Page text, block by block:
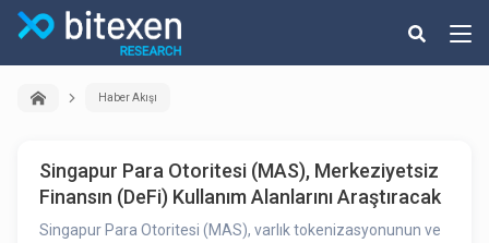
Haber Akışı
Singapur Para Otoritesi (MAS), Merkeziyetsiz
Finansın (DeFi) Kullanım Alanlarını Araştıracak
Singapur Para Otoritesi (MAS), varlık tokenizasyonunun ve